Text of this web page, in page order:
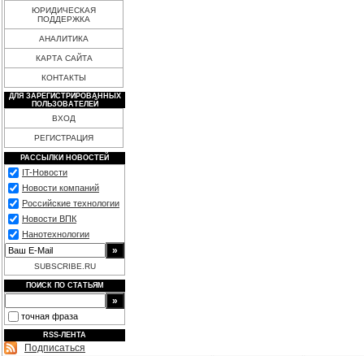
ЮРИДИЧЕСКАЯ
ПОДДЕРЖКА
АНАЛИТИКА
КАРТА САЙТА
КОНТАКТЫ
ДЛЯ ЗАРЕГИСТРИРОВАННЫХ
ПОЛЬЗОВАТЕЛЕЙ
ВХОД
РЕГИСТРАЦИЯ
РАССЫЛКИ НОВОСТЕЙ
IT-Новости
Новости компаний
Российские технологии
Новости ВПК
Нанотехнологии
SUBSCRIBE.RU
ПОИСК ПО СТАТЬЯМ
точная фраза
RSS-ЛЕНТА
Подписаться